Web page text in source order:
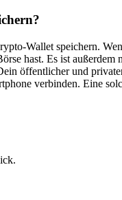
Wallet speichern.
hast. Es ist
öffentlicher und
verbinden. Eine